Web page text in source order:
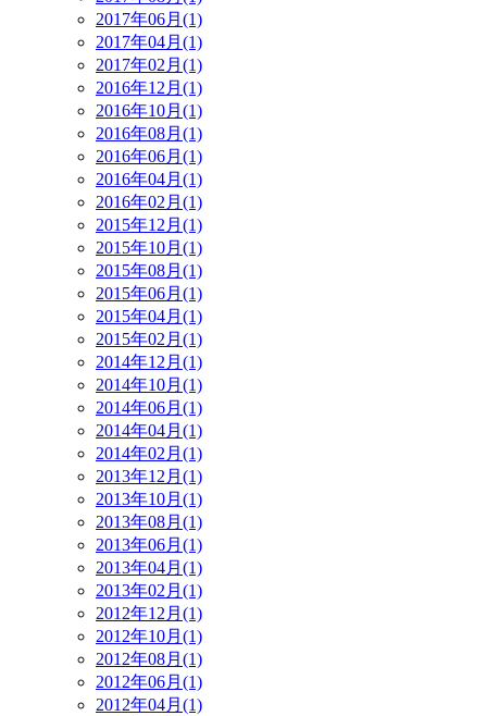
2017年06月(1)
2017年04月(1)
2017年02月(1)
2016年12月(1)
2016年10月(1)
2016年08月(1)
2016年06月(1)
2016年04月(1)
2016年02月(1)
2015年12月(1)
2015年10月(1)
2015年08月(1)
2015年06月(1)
2015年04月(1)
2015年02月(1)
2014年12月(1)
2014年10月(1)
2014年06月(1)
2014年04月(1)
2014年02月(1)
2013年12月(1)
2013年10月(1)
2013年08月(1)
2013年06月(1)
2013年04月(1)
2013年02月(1)
2012年12月(1)
2012年10月(1)
2012年08月(1)
2012年06月(1)
2012年04月(1)